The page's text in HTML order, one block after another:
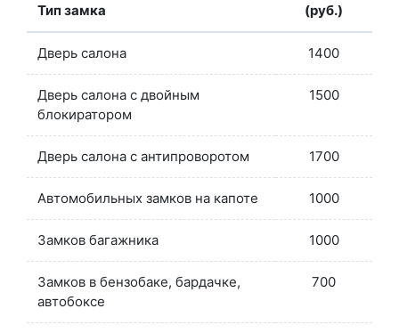
Тип замка
(руб.)
Дверь салона 1400
Дверь салона с двойным
блокиратором
1500
Дверь салона с антипроворотом 1700
Автомобильных замков на капоте 1000
Замков багажника 1000
Замков в бензобаке, бардачке,
автобоксе
700